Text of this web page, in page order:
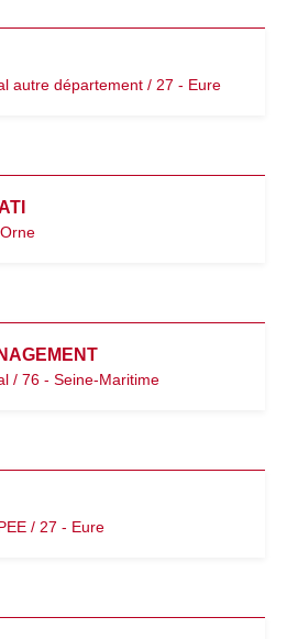
autre département / 27 - Eure
/ 76 - Seine-Maritime
/ 27 - Eure